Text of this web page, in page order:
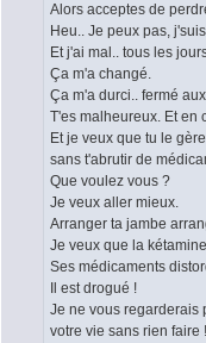
Alors acceptes de
Heu.. Je peux pas,
Et j'ai mal.. tous les
Ça m'a changé.
Ça m'a durci.. fermé
T'es malheureux. Et en
Et je veux que tu le
sans t'abrutir de
Que voulez vous ?
Je veux aller mieux.
Arranger ta jambe
Je veux que la
Ses médicaments
Il est drogué !
Je ne vous regarderais
votre vie sans rien faire !